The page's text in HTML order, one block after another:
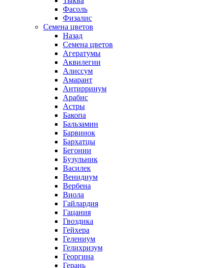
Фасоль
Физалис
Семена цветов
Назад
Семена цветов
Агератумы
Аквилегии
Алиссум
Амарант
Антирринум
Арабис
Астры
Бакопа
Бальзамин
Барвинок
Бархатцы
Бегонии
Бузульник
Василек
Венидиум
Вербена
Виола
Гайлардия
Гацания
Гвоздика
Гейхера
Гелениум
Гелихризум
Георгина
Герань